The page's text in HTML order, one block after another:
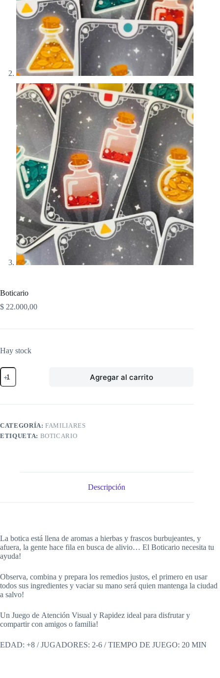
Boticario
$ 22.000,00
Hay stock
Boticario
cantidad
Agregar al carrito
CATEGORÍA:FAMILIARES
ETIQUETA: BOTICARIO
Descripción
La botica está llena de aromas a hierbas y frascos burbujeantes, y
afuera, la gente hace fila en busca de alivio… El Boticario necesita tu
ayuda!
Observa, combina y prepara los remedios justos, el primero en usar
todos sus ingredientes y vaciar su mano será quien mantenga la ciudad
a salvo!
Un Juego de Atención Visual y Rapidez ideal para disfrutar y
compartir con amigos o familia!
EDAD: +8 / JUGADORES: 2-6 / TIEMPO DE JUEGO: 20 MIN